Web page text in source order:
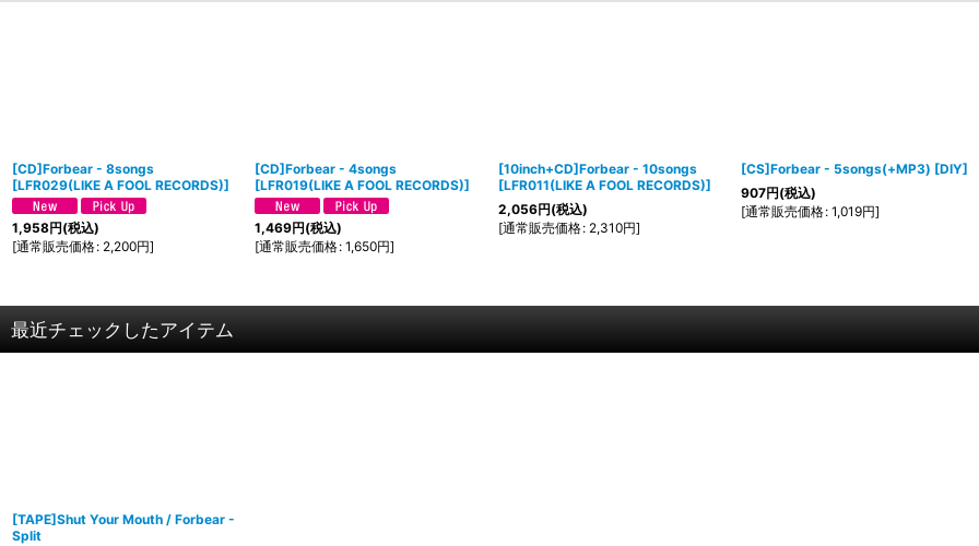
[CD]Forbear - 8songs
[LFR029(LIKE A FOOL RECORDS)]
1,958円(税込)
[通常販売価格: 2,200円]
[CD]Forbear - 4songs
[LFR019(LIKE A FOOL RECORDS)]
1,469円(税込)
[通常販売価格: 1,650円]
[10inch+CD]Forbear - 10songs
[LFR011(LIKE A FOOL RECORDS)]
2,056円(税込)
[通常販売価格: 2,310円]
[CS]Forbear - 5songs(+MP3) [DIY]
907円(税込)
[通常販売価格: 1,019円]
最近チェックしたアイテム
[TAPE]Shut Your Mouth / Forbear -
Split